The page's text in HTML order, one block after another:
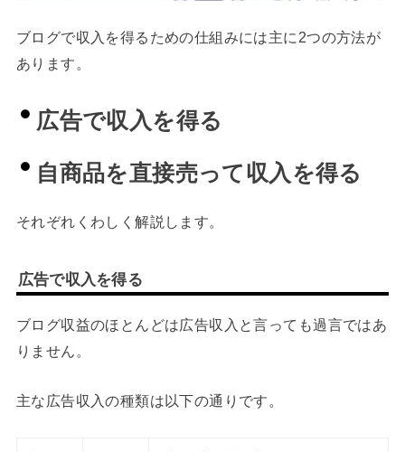
ブログで収入を得るための仕組みには主に2つの方法が
あります。
広告で収入を得る
自商品を直接売って収入を得る
それぞれくわしく解説します。
広告で収入を得る
ブログ収益のほとんどは広告収入と言っても過言ではあ
りません。
主な広告収入の種類は以下の通りです。